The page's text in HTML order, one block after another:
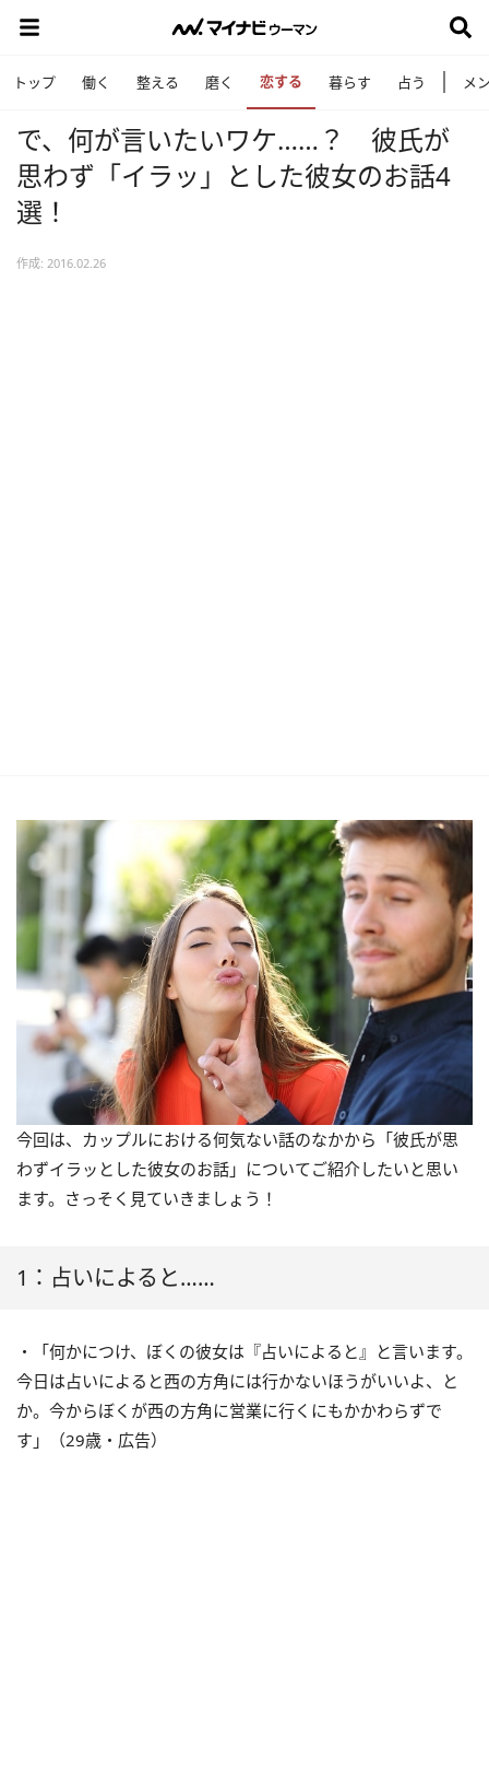
トップ 働く 整える 磨く 恋する 暮らす 占う メ
で、何が言いたいワケ……？ 彼氏が
思わず「イラッ」とした彼女のお話4
選！
作成: 2016.02.26
今回は、カップルにおける何気ない話のなかから「彼氏が思
わずイラッとした彼女のお話」についてご紹介したいと思い
ます。さっそく見ていきましょう！
1：占いによると……
・「何かにつけ、ぼくの彼女は『占いによると』と言います。
今日は占いによると西の方角には行かないほうがいいよ、と
か。今からぼくが西の方角に営業に行くにもかかわらずで
す」（29歳・広告）